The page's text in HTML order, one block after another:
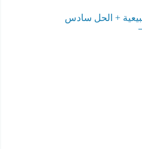
+ الحل سادس